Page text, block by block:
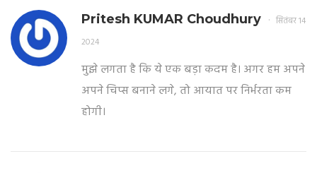
Pritesh KUMAR Choudhury
सितंबर 14
2024
मुझे लगता है कि ये एक बड़ा कदम है। अगर हम अपने
अपने चिप्स बनाने लगे, तो आयात पर निर्भरता कम
होगी।